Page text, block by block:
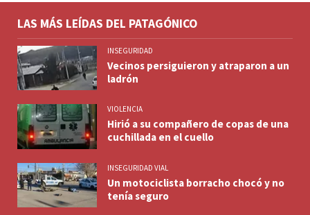
LAS MÁS LEÍDAS DEL PATAGÓNICO
INSEGURIDAD
Vecinos persiguieron y atraparon a un
ladrón
VIOLENCIA
Hirió a su compañero de copas de una
cuchillada en el cuello
INSEGURIDAD VIAL
Un motociclista borracho chocó y no
tenía seguro